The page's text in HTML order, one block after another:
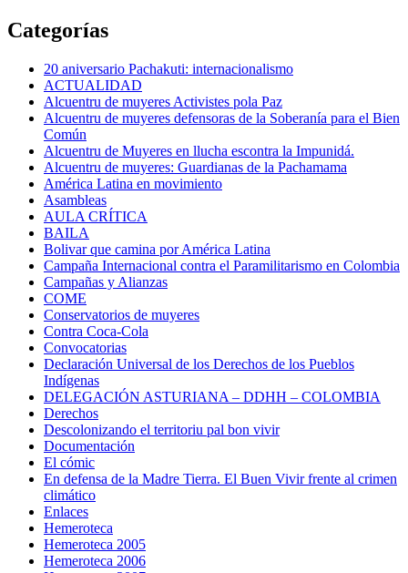
Categorías
20 aniversario Pachakuti: internacionalismo
ACTUALIDAD
Alcuentru de muyeres Activistes pola Paz
Alcuentru de muyeres defensoras de la Soberanía para el Bien
Común
Alcuentru de Muyeres en llucha escontra la Impunidá.
Alcuentru de muyeres: Guardianas de la Pachamama
América Latina en movimiento
Asambleas
AULA CRÍTICA
BAILA
Bolivar que camina por América Latina
Campaña Internacional contra el Paramilitarismo en Colombia
Campañas y Alianzas
COME
Conservatorios de muyeres
Contra Coca-Cola
Convocatorias
Declaración Universal de los Derechos de los Pueblos
Indígenas
DELEGACIÓN ASTURIANA – DDHH – COLOMBIA
Derechos
Descolonizando el territoriu pal bon vivir
Documentación
El cómic
En defensa de la Madre Tierra. El Buen Vivir frente al crimen
climático
Enlaces
Hemeroteca
Hemeroteca 2005
Hemeroteca 2006